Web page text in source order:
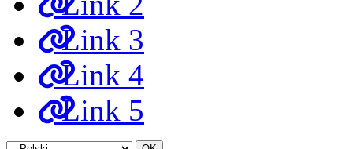
Link 3
Link 4
Link 5